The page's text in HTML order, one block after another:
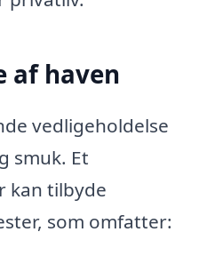
af haven
vedligeholdelse
smuk. Et
kan tilbyde
som omfatter: